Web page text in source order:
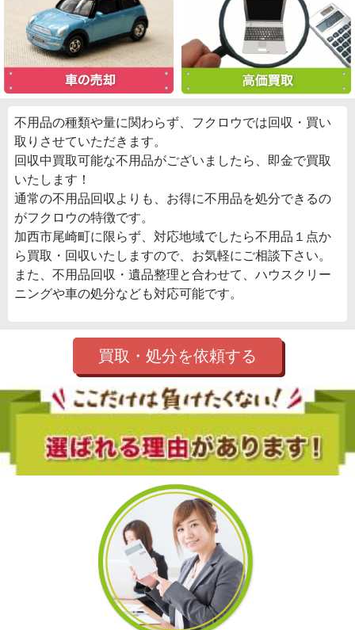
不用品の種類や量に関わらず、フクロウでは回収・買い
取りさせていただきます。
回収中買取可能な不用品がございましたら、即金で買取
いたします！
通常の不用品回収よりも、お得に不用品を処分できるの
がフクロウの特徴です。
加西市尾崎町に限らず、対応地域でしたら不用品１点か
ら買取・回収いたしますので、お気軽にご相談下さい。
また、不用品回収・遺品整理と合わせて、ハウスクリー
ニングや車の処分なども対応可能です。
買取・処分を依頼する